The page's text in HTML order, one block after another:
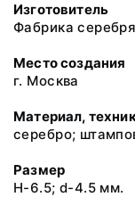
Изготовитель
Фабрика
Место создания
г. Москва
Материал,
серебро;
Размер
H-6.5; d-4.5 мм.